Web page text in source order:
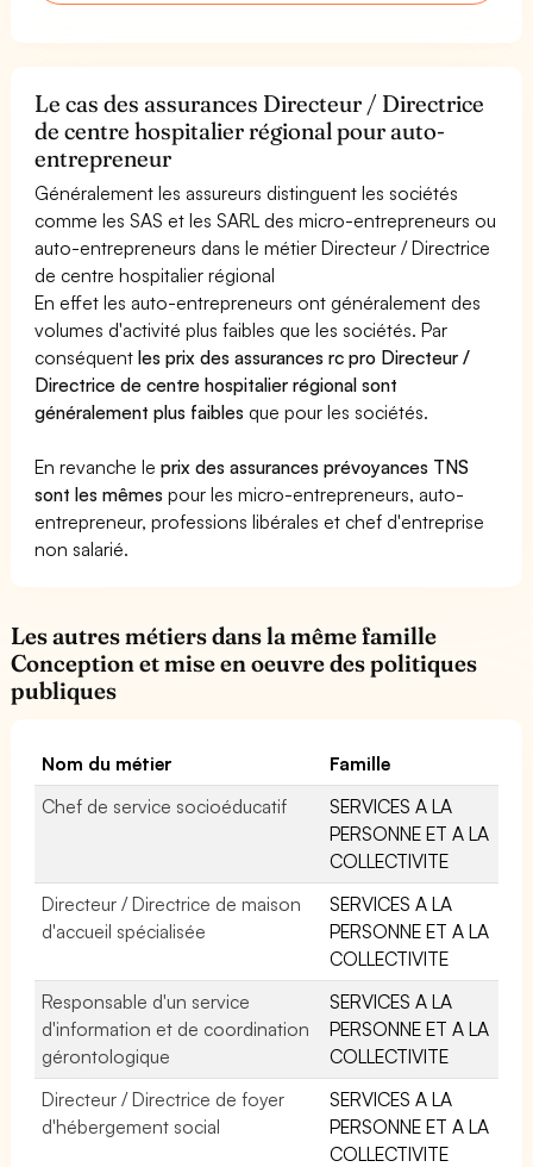
Le cas des assurances Directeur / Directrice
de centre hospitalier régional pour auto-
entrepreneur
Généralement les assureurs distinguent les sociétés
comme les SAS et les SARL des micro-entrepreneurs ou
auto-entrepreneurs dans le métier Directeur / Directrice
de centre hospitalier régional
En effet les auto-entrepreneurs ont généralement des
volumes d'activité plus faibles que les sociétés. Par
conséquentles prix des assurances rc pro Directeur /
Directrice de centre hospitalier régional sont
généralement plus faibles que pour les sociétés.
En revanche leprix des assurances prévoyances TNS
sont les mêmes pour les micro-entrepreneurs, auto-
entrepreneur, professions libérales et chef d'entreprise
non salarié.
Les autres métiers dans la même famille
Conception et mise en oeuvre des politiques
publiques
Nom du métier
Famille
Chef de service socioéducatif
SERVICES A LA
PERSONNE ET A LA
COLLECTIVITE
Directeur / Directrice de maison
d'accueil spécialisée
SERVICES A LA
PERSONNE ET A LA
COLLECTIVITE
Responsable d'un service
d'information et de coordination
gérontologique
SERVICES A LA
PERSONNE ET A LA
COLLECTIVITE
Directeur / Directrice de foyer
d'hébergement social
SERVICES A LA
PERSONNE ET A LA
COLLECTIVITE